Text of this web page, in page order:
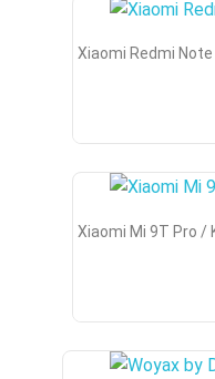
Xiaomi Redmi
Xiaomi Mi 9T Pro /